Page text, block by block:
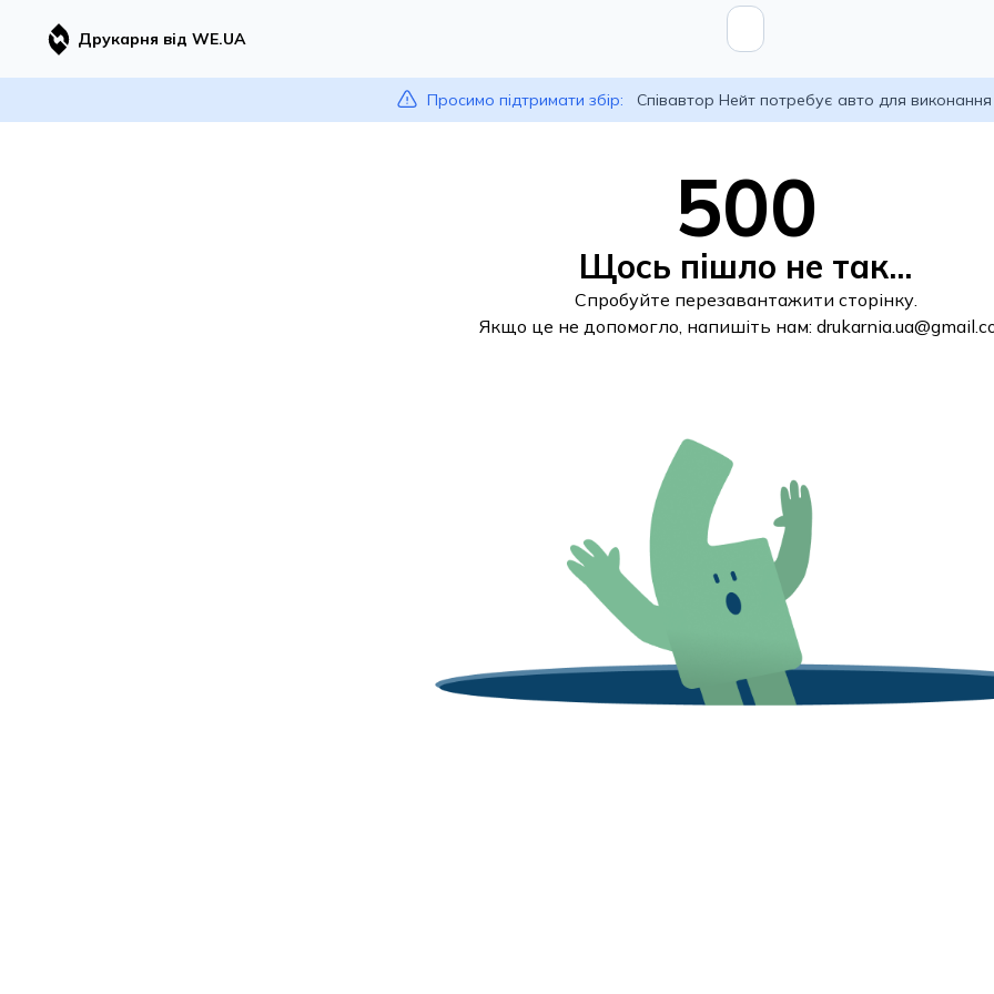
Друкарня від WE.UA
Просимо підтримати збір: Співавтор Нейт потребує авто для
500
Щось пішло не так...
Спробуйте перезавантажити сторінку.
Якщо це не допомогло, напишіть нам: